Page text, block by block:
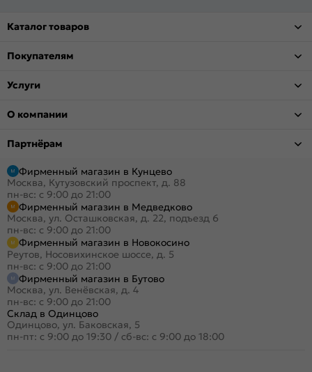
Каталог товаров
Покупателям
Услуги
О компании
Партнёрам
Фирменный магазин в Кунцево
Москва, Кутузовский проспект, д. 88
пн-вс: с 9:00 до 21:00
Фирменный магазин в Медведково
Москва, ул. Осташковская, д. 22, подъезд 6
пн-вс: с 9:00 до 21:00
Фирменный магазин в Новокосино
Реутов, Носовихинское шоссе, д. 5
пн-вс: с 9:00 до 21:00
Фирменный магазин в Бутово
Москва, ул. Венёвская, д. 4
пн-вс: с 9:00 до 21:00
Склад в Одинцово
Одинцово, ул. Баковская, 5
пн-пт: с 9:00 до 19:30 / сб-вс: с 9:00 до 18:00